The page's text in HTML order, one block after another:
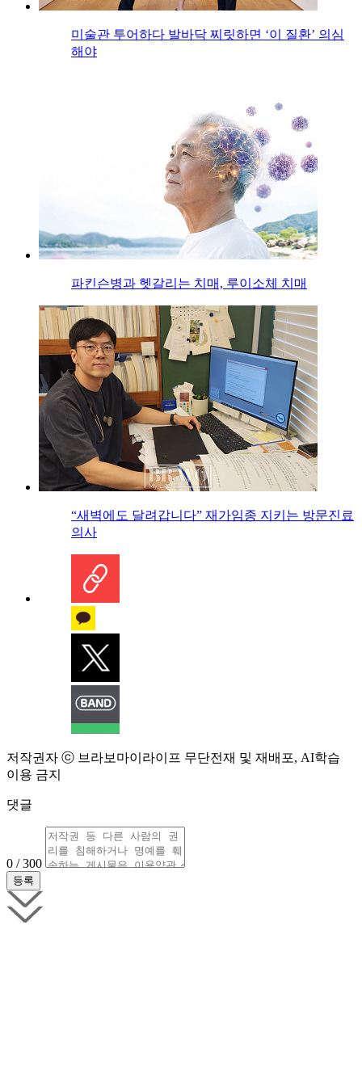
미술관 투어하다 발바닥 찌릿하면 ‘이 질환’ 의심
해야
파킨슨병과 헷갈리는 치매, 루이소체 치매
“새벽에도 달려갑니다” 재가임종 지키는 방문진료
의사
저작권자 ⓒ 브라보마이라이프 무단전재 및 재배포, AI학습
이용 금지
댓글
0 / 300